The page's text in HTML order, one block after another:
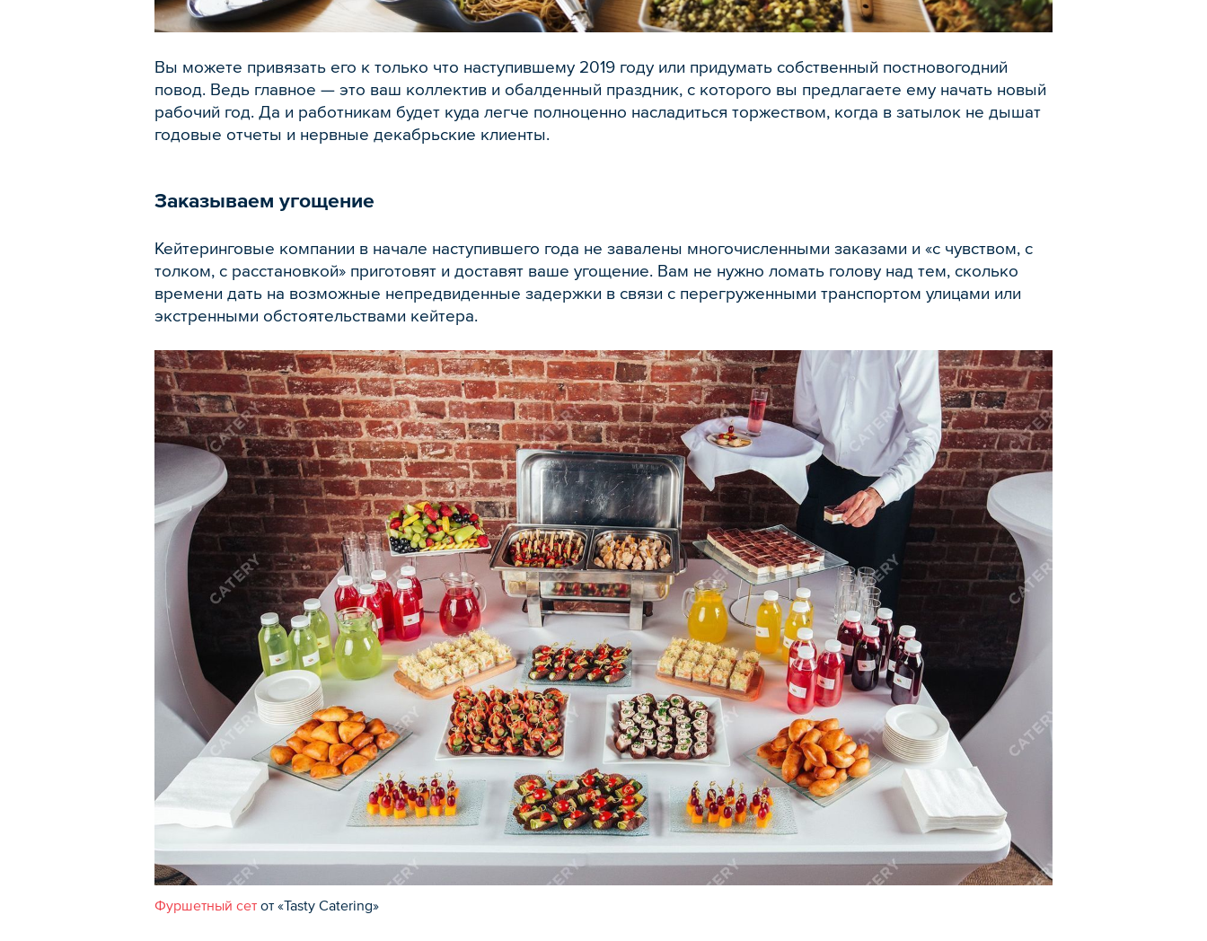
Вы можете привязать его к только что наступившему 2019 году или придумать собственный постновогодний
повод. Ведь главное — это ваш коллектив и обалденный праздник, с которого вы предлагаете ему начать новый
рабочий год. Да и работникам будет куда легче полноценно насладиться торжеством, когда в затылок не дышат
годовые отчеты и нервные декабрьские клиенты.
Заказываем угощение
Кейтеринговые компании в начале наступившего года не завалены многочисленными заказами и «с чувством, с
толком, с расстановкой» приготовят и доставят ваше угощение. Вам не нужно ломать голову над тем, сколько
времени дать на возможные непредвиденные задержки в связи с перегруженными транспортом улицами или
экстренными обстоятельствами кейтера.
Фуршетный сет от «Tasty Catering»